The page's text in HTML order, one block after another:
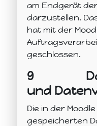
am Endgerät
darzustellen.
hat mit der
geschlossen.
9
und
Die in der
gespeicherten